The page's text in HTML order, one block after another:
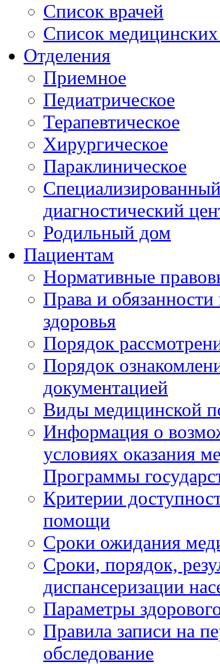
Список врачей
Список медицинских
Отделения
Приемное
Педиатрическое
Терапевтическое
Хирургическое
Параклиническое
диагностический
Родильный дом
Пациентам
Нормативные
Права и
здоровья
Порядок
Порядок
документацией
Виды медицинской
Информация о
условиях оказания
Программы
Критерии
помощи
Сроки ожидания
Сроки, порядок,
диспансеризации
Параметры
Правила записи на
обследование